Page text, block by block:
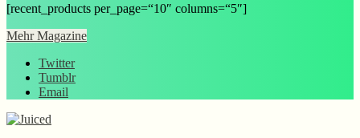
[recent_products per_page=“10″ columns=“5″]
Mehr Magazine
Twitter
Tumblr
Email